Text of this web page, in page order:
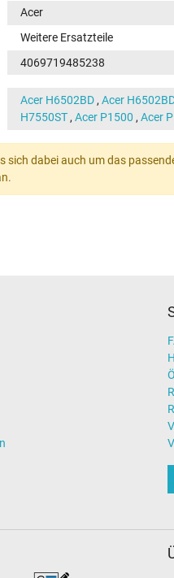
Acer
Weitere Ersatzteile
4069719485238
Acer H6502BD, Acer
H7550ST, Acer P1500 , Acer
dabei auch um das